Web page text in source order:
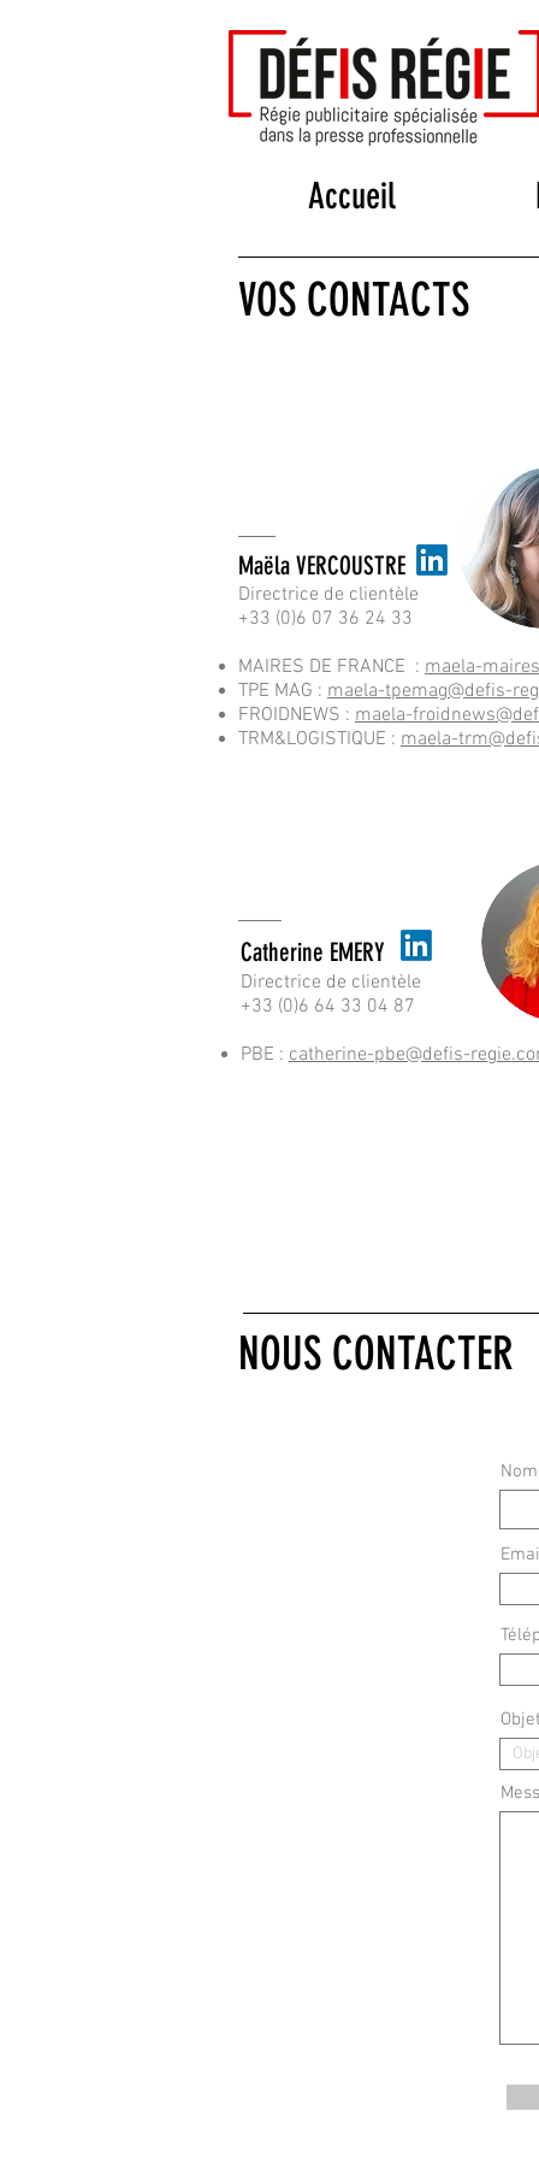
Accueil
VOS CONTACTS
Maëla VERCOUSTRE
Directrice de clientèle
+33 (0)6 07 36 24 33
MAIRES DE FRANCE : maela-
TPE MAG : maela-tpemag@defis-
FROIDNEWS : maela-
TRM&LOGISTIQUE : maela-
Catherine EMERY
Directrice de clientèle
+33 (0)6 64 33 04 87
PBE : catherine-pbe@defis-
NOUS CONTACTER
Nom